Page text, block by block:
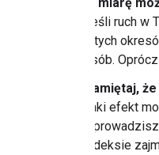
Jeśli ruch
z tych
osób.
Pamiętaj,
Taki efekt
indeksie